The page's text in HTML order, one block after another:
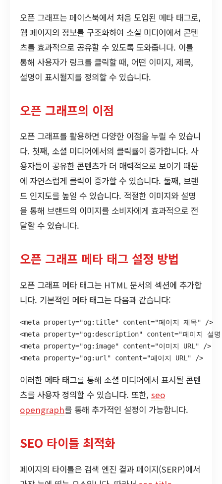
오픈 그래프는 페이스북에서 처음 도입된 메타 태그로,
웹 페이지의 정보를 구조화하여 소셜 미디어에서 콘텐
츠를 효과적으로 공유할 수 있도록 도와줍니다. 이를
통해 사용자가 링크를 클릭할 때, 어떤 이미지, 제목,
설명이 표시될지를 정의할 수 있습니다.
오픈 그래프의 이점
오픈 그래프를 활용하면 다양한 이점을 누릴 수 있습니
다. 첫째, 소셜 미디어에서의 클릭률이 증가합니다. 사
용자들이 공유한 콘텐츠가 더 매력적으로 보이기 때문
에 자연스럽게 클릭이 증가할 수 있습니다. 둘째, 브랜
드 인지도를 높일 수 있습니다. 적절한 이미지와 설명
을 통해 브랜드의 이미지를 소비자에게 효과적으로 전
달할 수 있습니다.
오픈 그래프 메타 태그 설정 방법
오픈 그래프 메타 태그는 HTML 문서의 섹션에 추가합
니다. 기본적인 메타 태그는 다음과 같습니다:
<meta property="og:title" content="페이지 제목" />
<meta property="og:description" content="페이지 설
<meta property="og:image" content="이미지 URL" />
<meta property="og:url" content="페이지 URL" />
이러한 메타 태그를 통해 소셜 미디어에서 표시될 콘텐
츠를 사용자 정의할 수 있습니다. 또한, seo
opengraph를 통해 추가적인 설정이 가능합니다.
SEO 타이틀 최적화
페이지의 타이틀은 검색 엔진 결과 페이지(SERP)에서